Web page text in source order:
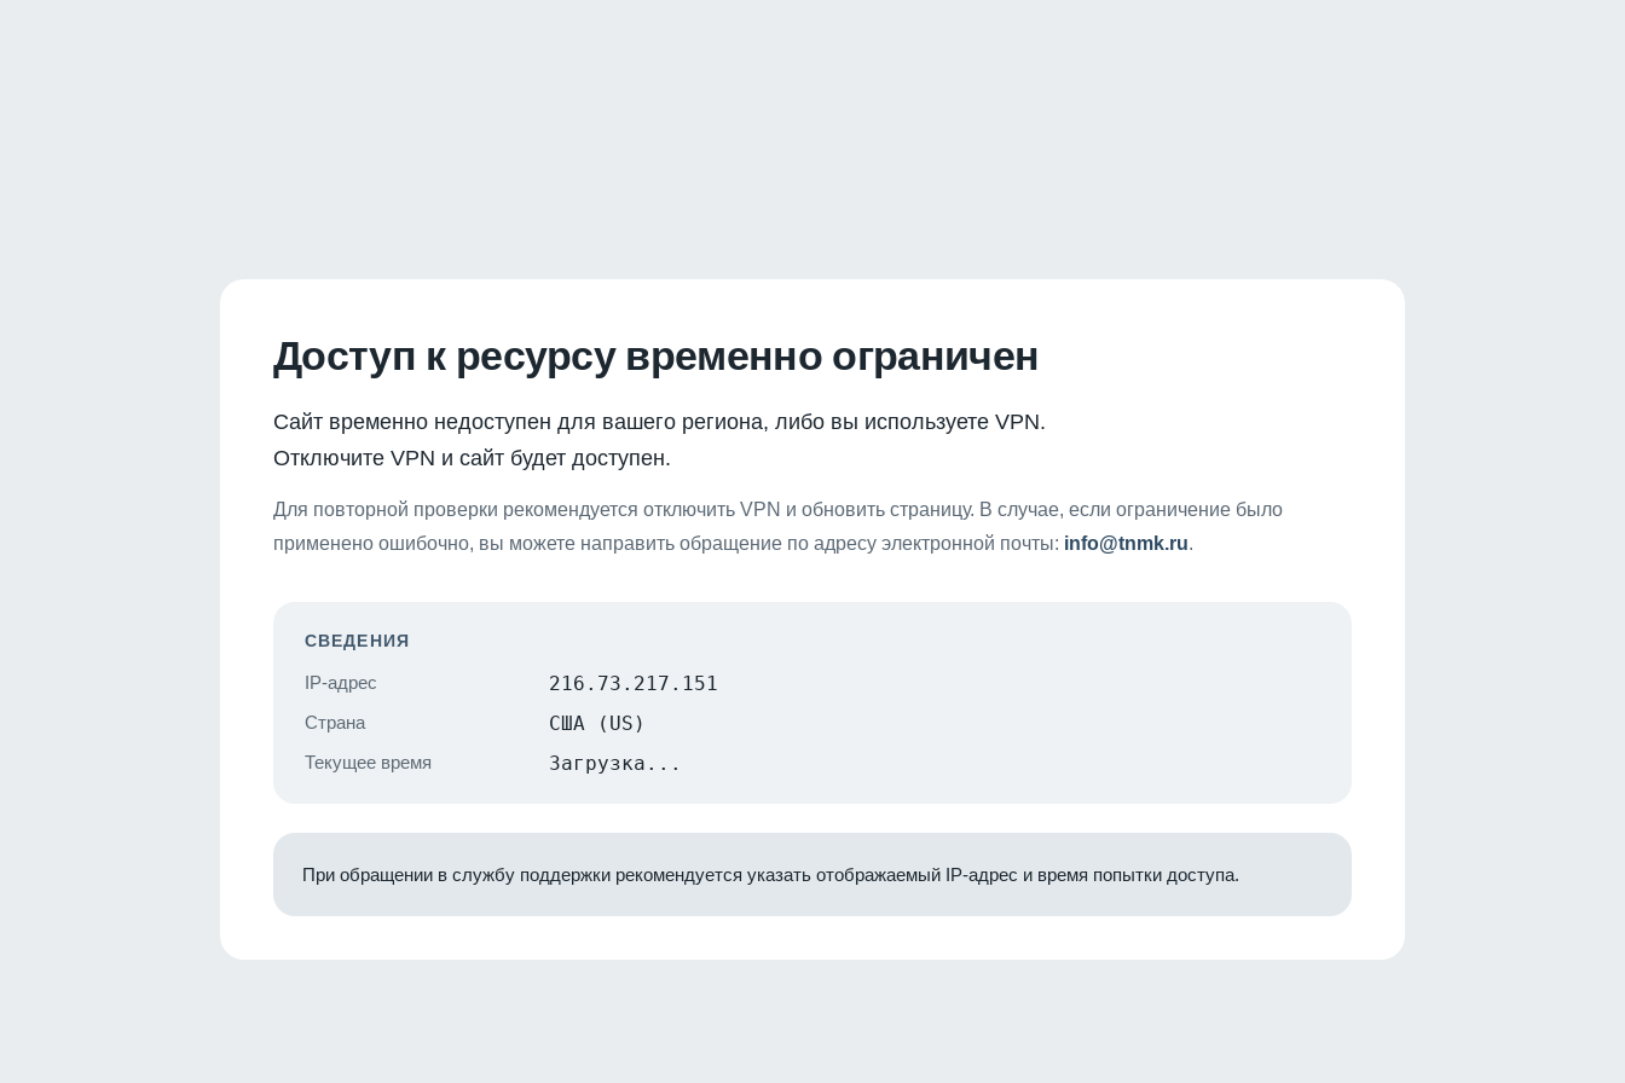
Доступ к ресурсу временно ограничен
Сайт временно недоступен для вашего региона, либо вы используете VPN.
Отключите VPN и сайт будет доступен.
Для повторной проверки рекомендуется отключить VPN и обновить страницу. В случае, если ограничение было
применено ошибочно, вы можете направить обращение по адресу электронной почты: info@tnmk.ru.
СВЕДЕНИЯ
IP-адрес 216.73.217.151
Страна США (US)
Текущее время Загрузка...
При обращении в службу поддержки рекомендуется указать отображаемый IP-адрес и время попытки доступа.